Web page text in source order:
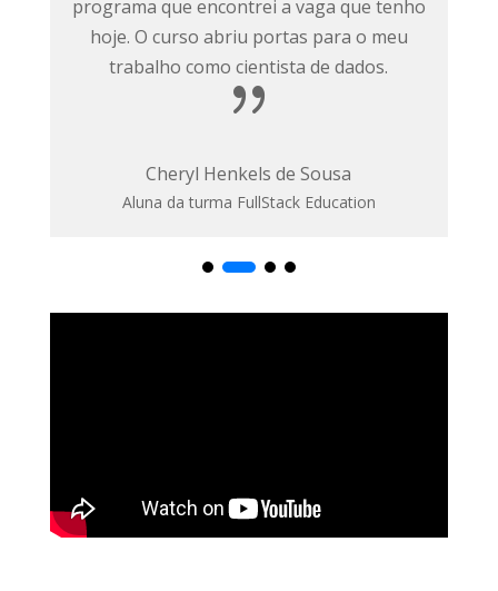
também carrego até hoje para a vida.
Posso dizer que tenho uma nova visão
sobre aplicações web. É um curso muito
bom.
{
Alana Beatriz Rostirolla Mandim
Aluna da turma FuturoDEV Fitness